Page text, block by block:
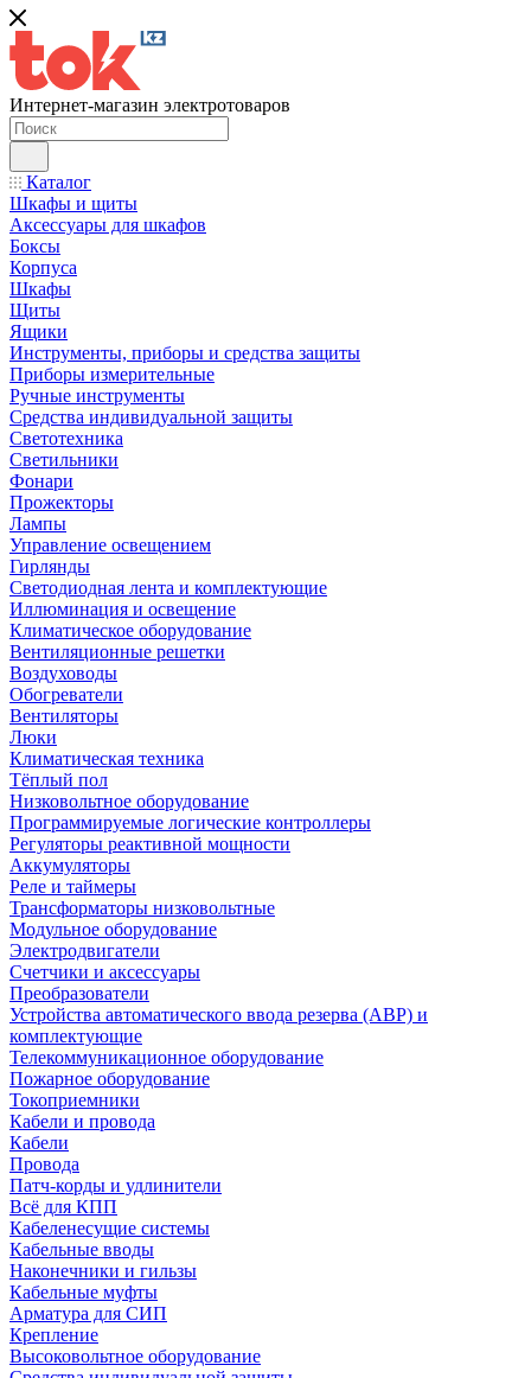
Интернет-магазин электротоваров
Каталог
Шкафы и щиты
Аксессуары для шкафов
Боксы
Корпуса
Шкафы
Щиты
Ящики
Инструменты, приборы и средства защиты
Приборы измерительные
Ручные инструменты
Средства индивидуальной защиты
Светотехника
Светильники
Фонари
Прожекторы
Лампы
Управление освещением
Гирлянды
Светодиодная лента и комплектующие
Иллюминация и освещение
Климатическое оборудование
Вентиляционные решетки
Воздуховоды
Обогреватели
Вентиляторы
Люки
Климатическая техника
Тёплый пол
Низковольтное оборудование
Программируемые логические контроллеры
Регуляторы реактивной мощности
Аккумуляторы
Реле и таймеры
Трансформаторы низковольтные
Модульное оборудование
Электродвигатели
Счетчики и аксессуары
Преобразователи
Устройства автоматического ввода резерва (АВР) и
комплектующие
Телекоммуникационное оборудование
Пожарное оборудование
Токоприемники
Кабели и провода
Кабели
Провода
Патч-корды и удлинители
Всё для КПП
Кабеленесущие системы
Кабельные вводы
Наконечники и гильзы
Кабельные муфты
Арматура для СИП
Крепление
Высоковольтное оборудование